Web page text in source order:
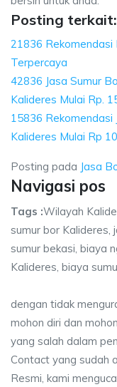
Posting terkait:
21836 Rekomendasi
Terpercaya
42836 Jasa Sumur
Kalideres Mulai Rp.
15836 Rekomendasi
Kalideres Mulai Rp
Posting pada Jasa
Navigasi pos
Tags :Wilayah
sumur bor Kalideres,
sumur bekasi, biaya
Kalideres, biaya
dengan tidak
mohon diri dan
yang salah dalam
Contact yang sudah
Resmi, kami